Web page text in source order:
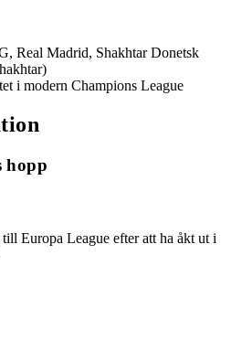
Real Madrid, Shakhtar Donetsk
i modern Champions League
hopp
Europa League efter att ha åkt ut i